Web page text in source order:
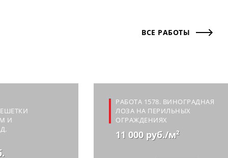
ВСЕ РАБОТЫ
И
РАБОТА 1578. ВИНОГРАДНАЯ
ЛОЗА НА ПЕРИЛЬНЫХ
ОГРАЖДЕНИЯХ
11 000 руб./м²